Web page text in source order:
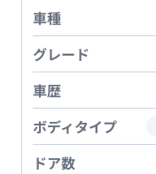
車種
グレード
車歴
ボディタイプ
ドア数